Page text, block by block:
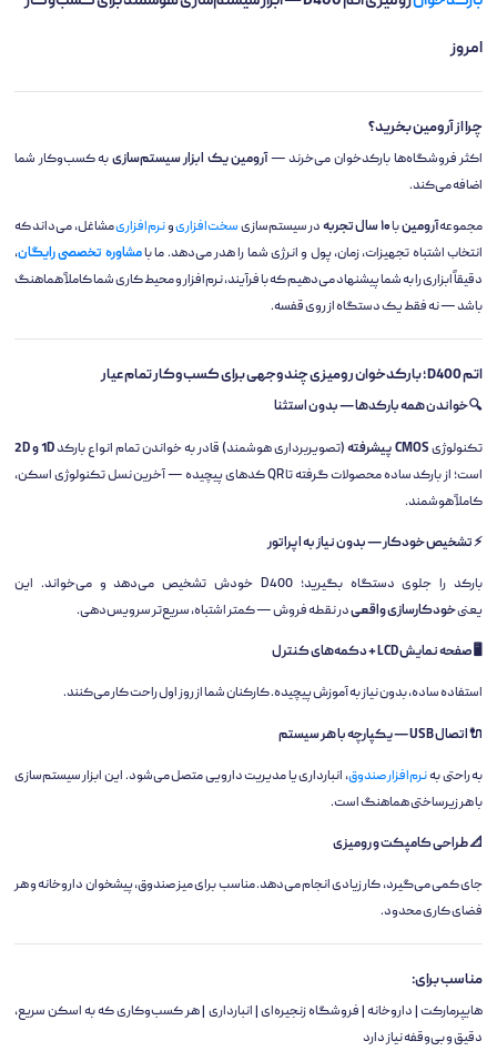
امروز
چرا از آرومین بخرید؟
اکثر فروشگاه‌ها بارکدخوان می‌خرند —آرومین یک ابزار سیستم‌سازیبه کسب‌وکار شما
اضافه می‌کند.
مجموعهآرومینبا۱۰ سال تجربه در سیستم‌سازیسخت‌افزاریونرم‌افزاریمشاغل، می‌داند که
انتخاب اشتباه تجهیزات، زمان، پول و انرژی شما را هدر می‌دهد. ما بامشاوره تخصصی رایگان،
دقیقاً ابزاری را به شما پیشنهاد می‌دهیم که با فرآیند، نرم‌افزار و محیط کاری شما کاملاً هماهنگ
باشد — نه فقط یک دستگاه از روی قفسه.
اتم D400؛ بارکدخوان رومیزی چندوجهی برای کسب‌وکار تمام‌عیار
🔍 خواندن همه بارکدها — بدون استثنا
تکنولوژیCMOS پیشرفته (تصویربرداری هوشمند) قادر به خواندن تمام انواع بارکد1D و 2D
است؛ از بارکد ساده محصولات گرفته تا QR کدهای پیچیده — آخرین نسل تکنولوژی اسکن،
کاملاً هوشمند.
⚡ تشخیص خودکار — بدون نیاز به اپراتور
بارکد را جلوی دستگاه بگیرید؛ D400 خودش تشخیص می‌دهد و می‌خواند. این
یعنیخودکارسازی واقعیدر نقطه فروش — کمتر اشتباه، سریع‌تر سرویس‌دهی.
🖥️ صفحه نمایش LCD + دکمه‌های کنترل
استفاده ساده، بدون نیاز به آموزش پیچیده. کارکنان شما از روز اول راحت کار می‌کنند.
🔌 اتصال USB — یکپارچه با هر سیستم
به راحتی بهنرم‌افزار صندوق، انبارداری یا مدیریت دارویی متصل می‌شود. این ابزار سیستم‌سازی
با هر زیرساختی هماهنگ است.
📐 طراحی کامپکت و رومیزی
جای کمی می‌گیرد، کار زیادی انجام می‌دهد. مناسب برای میز صندوق، پیشخوان داروخانه و هر
فضای کاری محدود.
مناسب برای:
هایپرمارکت | داروخانه | فروشگاه زنجیره‌ای | انبارداری | هر کسب‌وکاری که به اسکن سریع،
دقیق و بی‌وقفه نیاز دارد